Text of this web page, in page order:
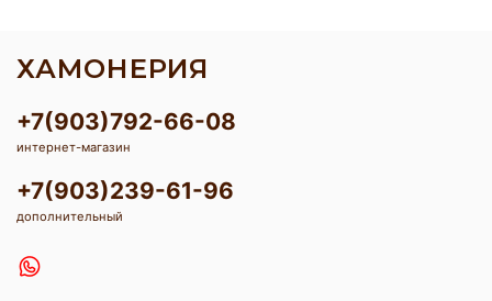
+7(903)792-66-08
интернет-магазин
+7(903)239-61-96
дополнительный
ХАМОНЕРИЯ